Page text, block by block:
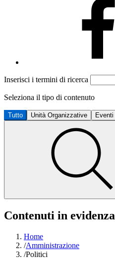
Inserisci i termini di ricerca
Seleziona il tipo di contenuto
Tutto Unità Organizzative Eventi
Contenuti in evidenza
Home
/Amministrazione
/Politici